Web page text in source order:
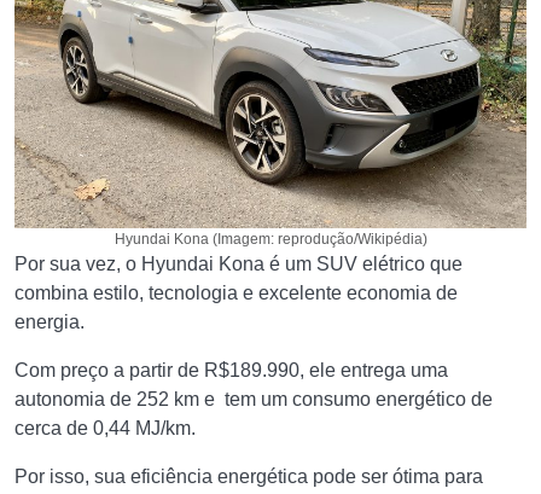
Hyundai Kona (Imagem: reprodução/Wikipédia)
Por sua vez, o Hyundai Kona é um SUV elétrico que
combina estilo, tecnologia e excelente economia de
energia.
Com preço a partir de R$189.990, ele entrega uma
autonomia de 252 km e tem um consumo energético de
cerca de 0,44 MJ/km.
Por isso, sua eficiência energética pode ser ótima para